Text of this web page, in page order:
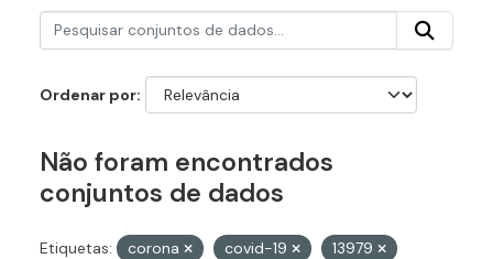
Ordenar por
Não foram encontrados
conjuntos de dados
Etiquetas: corona covid-19
13979